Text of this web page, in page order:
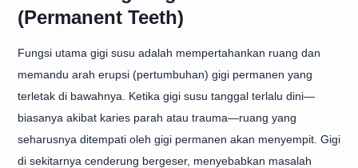
(Permanent Teeth)
Fungsi utama gigi susu adalah mempertahankan ruang dan
memandu arah erupsi (pertumbuhan) gigi permanen yang
terletak di bawahnya. Ketika gigi susu tanggal terlalu dini—
biasanya akibat karies parah atau trauma—ruang yang
seharusnya ditempati oleh gigi permanen akan menyempit. Gigi
di sekitarnya cenderung bergeser, menyebabkan masalah